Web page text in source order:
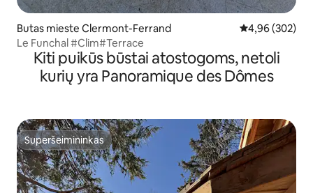
Butas mieste Clermont-Ferrand Vidutinis
4,96 (302)
Le Funchal #Clim#Terrace
Kiti puikūs būstai atostogoms, netoli
kurių yra Panoramique des Dômes
Superšeimininkas
Superšeimininkas